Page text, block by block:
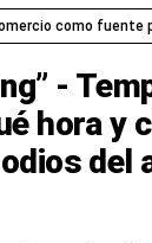
como fuente
-
hora y
del